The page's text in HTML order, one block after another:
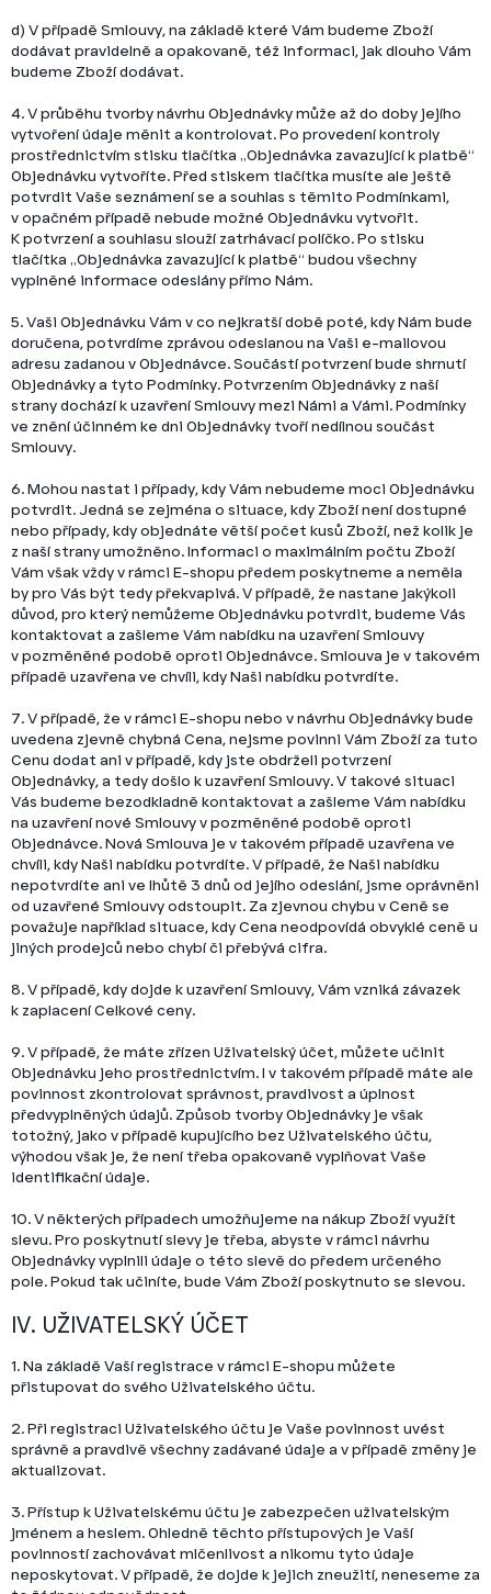
d) V případě Smlouvy, na základě které Vám budeme Zboží
dodávat pravidelně a opakovaně, též informaci, jak dlouho Vám
budeme Zboží dodávat.
4. V průběhu tvorby návrhu Objednávky může až do doby jejího
vytvoření údaje měnit a kontrolovat. Po provedení kontroly
prostřednictvím stisku tlačítka „Objednávka zavazující k platbě“
Objednávku vytvoříte. Před stiskem tlačítka musíte ale ještě
potvrdit Vaše seznámení se a souhlas s těmito Podmínkami,
v opačném případě nebude možné Objednávku vytvořit.
K potvrzení a souhlasu slouží zatrhávací políčko. Po stisku
tlačítka „Objednávka zavazující k platbě“ budou všechny
vyplněné informace odeslány přímo Nám.
5. Vaši Objednávku Vám v co nejkratší době poté, kdy Nám bude
doručena, potvrdíme zprávou odeslanou na Vaši e-mailovou
adresu zadanou v Objednávce. Součástí potvrzení bude shrnutí
Objednávky a tyto Podmínky. Potvrzením Objednávky z naší
strany dochází k uzavření Smlouvy mezi Námi a Vámi. Podmínky
ve znění účinném ke dni Objednávky tvoří nedílnou součást
Smlouvy.
6. Mohou nastat i případy, kdy Vám nebudeme moci Objednávku
potvrdit. Jedná se zejména o situace, kdy Zboží není dostupné
nebo případy, kdy objednáte větší počet kusů Zboží, než kolik je
z naší strany umožněno. Informaci o maximálním počtu Zboží
Vám však vždy v rámci E-shopu předem poskytneme a neměla
by pro Vás být tedy překvapivá. V případě, že nastane jakýkoli
důvod, pro který nemůžeme Objednávku potvrdit, budeme Vás
kontaktovat a zašleme Vám nabídku na uzavření Smlouvy
v pozměněné podobě oproti Objednávce. Smlouva je v takovém
případě uzavřena ve chvíli, kdy Naši nabídku potvrdíte.
7. V případě, že v rámci E-shopu nebo v návrhu Objednávky bude
uvedena zjevně chybná Cena, nejsme povinni Vám Zboží za tuto
Cenu dodat ani v případě, kdy jste obdrželi potvrzení
Objednávky, a tedy došlo k uzavření Smlouvy. V takové situaci
Vás budeme bezodkladně kontaktovat a zašleme Vám nabídku
na uzavření nové Smlouvy v pozměněné podobě oproti
Objednávce. Nová Smlouva je v takovém případě uzavřena ve
chvíli, kdy Naši nabídku potvrdíte. V případě, že Naši nabídku
nepotvrdíte ani ve lhůtě 3 dnů od jejího odeslání, jsme oprávněni
od uzavřené Smlouvy odstoupit. Za zjevnou chybu v Ceně se
považuje například situace, kdy Cena neodpovídá obvyklé ceně u
jiných prodejců nebo chybí či přebývá cifra.
8. V případě, kdy dojde k uzavření Smlouvy, Vám vzniká závazek
k zaplacení Celkové ceny.
9. V případě, že máte zřízen Uživatelský účet, můžete učinit
Objednávku jeho prostřednictvím. I v takovém případě máte ale
povinnost zkontrolovat správnost, pravdivost a úplnost
předvyplněných údajů. Způsob tvorby Objednávky je však
totožný, jako v případě kupujícího bez Uživatelského účtu,
výhodou však je, že není třeba opakovaně vyplňovat Vaše
identifikační údaje.
10. V některých případech umožňujeme na nákup Zboží využít
slevu. Pro poskytnutí slevy je třeba, abyste v rámci návrhu
Objednávky vyplnili údaje o této slevě do předem určeného
pole. Pokud tak učiníte, bude Vám Zboží poskytnuto se slevou.
IV. UŽIVATELSKÝ ÚČET
1. Na základě Vaší registrace v rámci E-shopu můžete
přistupovat do svého Uživatelského účtu.
2. Při registraci Uživatelského účtu je Vaše povinnost uvést
správně a pravdivě všechny zadávané údaje a v případě změny je
aktualizovat.
3. Přístup k Uživatelskému účtu je zabezpečen uživatelským
jménem a heslem. Ohledně těchto přístupových je Vaší
povinností zachovávat mlčenlivost a nikomu tyto údaje
neposkytovat. V případě, že dojde k jejich zneužití, neneseme za